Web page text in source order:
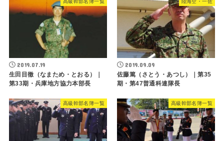
高級幹部名簿一覧
2019.07.19
生田目徹（なまため・とおる）｜
第33期・兵庫地方協力本部長
陸海空・一佐
2019.09.09
佐藤篤（さとう・あつし）｜第35
期・第47普通科連隊長
高級幹部名簿一覧 高級幹部名簿一覧